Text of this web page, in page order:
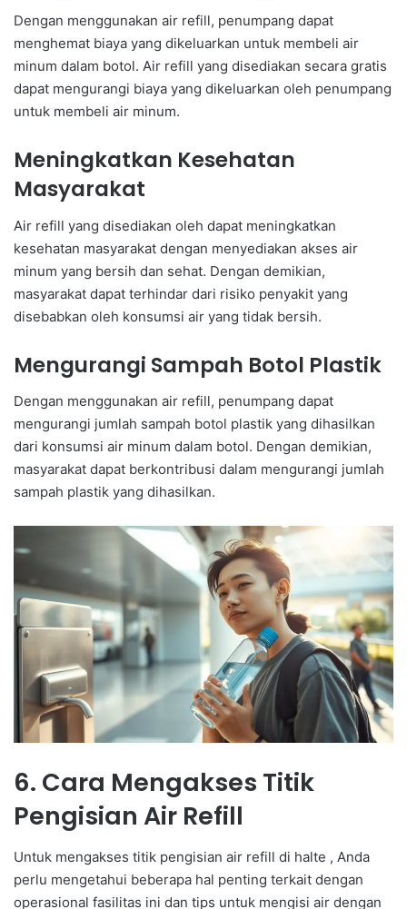
Dengan menggunakan air refill, penumpang dapat
menghemat biaya yang dikeluarkan untuk membeli air
minum dalam botol. Air refill yang disediakan secara gratis
dapat mengurangi biaya yang dikeluarkan oleh penumpang
untuk membeli air minum.
Meningkatkan Kesehatan
Masyarakat
Air refill yang disediakan oleh dapat meningkatkan
kesehatan masyarakat dengan menyediakan akses air
minum yang bersih dan sehat. Dengan demikian,
masyarakat dapat terhindar dari risiko penyakit yang
disebabkan oleh konsumsi air yang tidak bersih.
Mengurangi Sampah Botol Plastik
Dengan menggunakan air refill, penumpang dapat
mengurangi jumlah sampah botol plastik yang dihasilkan
dari konsumsi air minum dalam botol. Dengan demikian,
masyarakat dapat berkontribusi dalam mengurangi jumlah
sampah plastik yang dihasilkan.
6. Cara Mengakses Titik
Pengisian Air Refill
Untuk mengakses titik pengisian air refill di halte , Anda
perlu mengetahui beberapa hal penting terkait dengan
operasional fasilitas ini dan tips untuk mengisi air dengan